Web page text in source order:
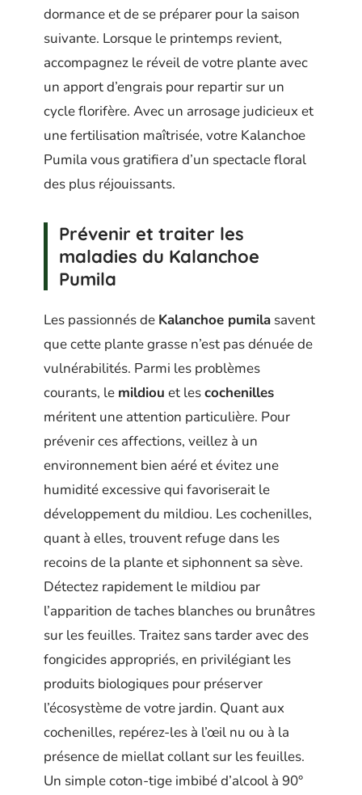
dormance et de se préparer pour la saison
suivante. Lorsque le printemps revient,
accompagnez le réveil de votre plante avec
un apport d’engrais pour repartir sur un
cycle florifère. Avec un arrosage judicieux et
une fertilisation maîtrisée, votre Kalanchoe
Pumila vous gratifiera d’un spectacle floral
des plus réjouissants.
Prévenir et traiter les
maladies du Kalanchoe
Pumila
Les passionnés de Kalanchoe pumila savent
que cette plante grasse n’est pas dénuée de
vulnérabilités. Parmi les problèmes
courants, le mildiou et lescochenilles
méritent une attention particulière. Pour
prévenir ces affections, veillez à un
environnement bien aéré et évitez une
humidité excessive qui favoriserait le
développement du mildiou. Les cochenilles,
quant à elles, trouvent refuge dans les
recoins de la plante et siphonnent sa sève.
Détectez rapidement le mildiou par
l’apparition de taches blanches ou brunâtres
sur les feuilles. Traitez sans tarder avec des
fongicides appropriés, en privilégiant les
produits biologiques pour préserver
l’écosystème de votre jardin. Quant aux
cochenilles, repérez-les à l’œil nu ou à la
présence de miellat collant sur les feuilles.
Un simple coton-tige imbibé d’alcool à 90°